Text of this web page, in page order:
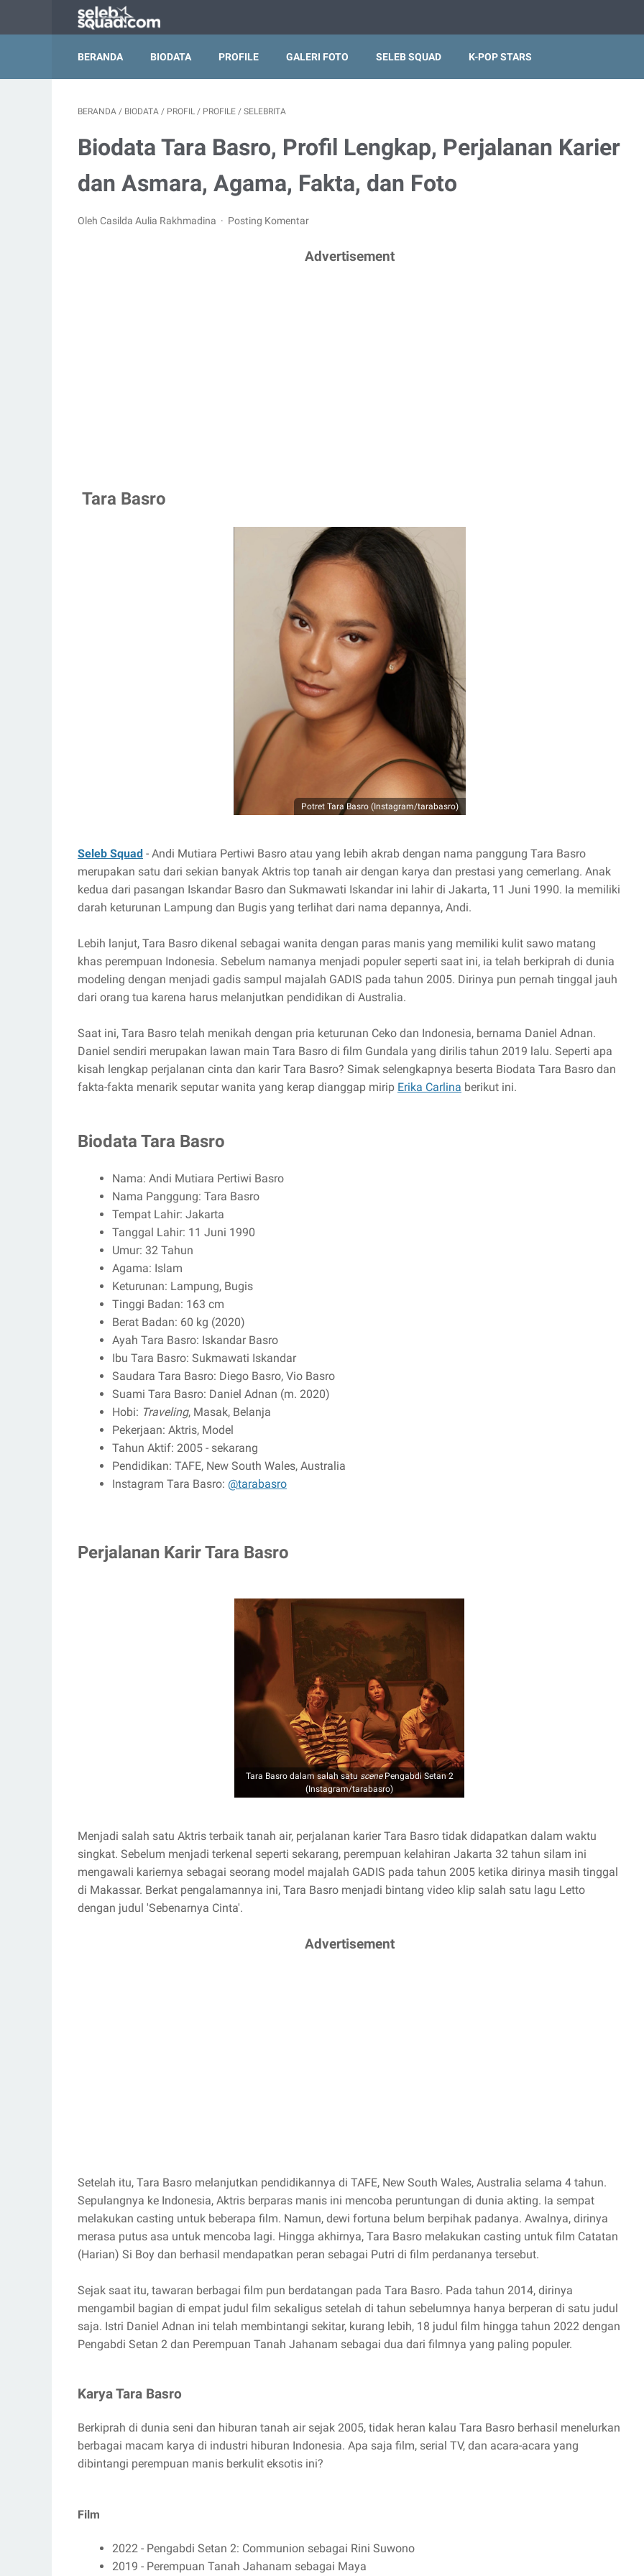
BERANDA BIODATA PROFILE GALERI FOTO SELEB SQUAD K-POP STARS
BERANDA / BIODATA / PROFIL / PROFILE / SELEBRITA
Biodata Tara Basro, Profil Lengkap, Perjalanan Karier
dan Asmara, Agama, Fakta, dan Foto
Oleh Casilda Aulia Rakhmadina Posting Komentar
Advertisement
Tara Basro
Potret Tara Basro (Instagram/tarabasro)
Seleb Squad - Andi Mutiara Pertiwi Basro atau yang lebih akrab dengan nama panggung Tara Basro
merupakan satu dari sekian banyak Aktris top tanah air dengan karya dan prestasi yang cemerlang. Anak
kedua dari pasangan Iskandar Basro dan Sukmawati Iskandar ini lahir di Jakarta, 11 Juni 1990. Ia memiliki
darah keturunan Lampung dan Bugis yang terlihat dari nama depannya, Andi.
Lebih lanjut, Tara Basro dikenal sebagai wanita dengan paras manis yang memiliki kulit sawo matang
khas perempuan Indonesia. Sebelum namanya menjadi populer seperti saat ini, ia telah berkiprah di dunia
modeling dengan menjadi gadis sampul majalah GADIS pada tahun 2005. Dirinya pun pernah tinggal jauh
dari orang tua karena harus melanjutkan pendidikan di Australia.
Saat ini, Tara Basro telah menikah dengan pria keturunan Ceko dan Indonesia, bernama Daniel Adnan.
Daniel sendiri merupakan lawan main Tara Basro di film Gundala yang dirilis tahun 2019 lalu. Seperti apa
kisah lengkap perjalanan cinta dan karir Tara Basro? Simak selengkapnya beserta Biodata Tara Basro dan
fakta-fakta menarik seputar wanita yang kerap dianggap mirip Erika Carlina berikut ini.
Biodata Tara Basro
Nama: Andi Mutiara Pertiwi Basro
Nama Panggung: Tara Basro
Tempat Lahir: Jakarta
Tanggal Lahir: 11 Juni 1990
Umur: 32 Tahun
Agama: Islam
Keturunan: Lampung, Bugis
Tinggi Badan: 163 cm
Berat Badan: 60 kg (2020)
Ayah Tara Basro: Iskandar Basro
Ibu Tara Basro: Sukmawati Iskandar
Saudara Tara Basro: Diego Basro, Vio Basro
Suami Tara Basro: Daniel Adnan (m. 2020)
Hobi: Traveling, Masak, Belanja
Pekerjaan: Aktris, Model
Tahun Aktif: 2005 - sekarang
Pendidikan: TAFE, New South Wales, Australia
Instagram Tara Basro: @tarabasro
Perjalanan Karir Tara Basro
Tara Basro dalam salah satu scene Pengabdi Setan 2
(Instagram/tarabasro)
Menjadi salah satu Aktris terbaik tanah air, perjalanan karier Tara Basro tidak didapatkan dalam waktu
singkat. Sebelum menjadi terkenal seperti sekarang, perempuan kelahiran Jakarta 32 tahun silam ini
mengawali kariernya sebagai seorang model majalah GADIS pada tahun 2005 ketika dirinya masih tinggal
di Makassar. Berkat pengalamannya ini, Tara Basro menjadi bintang video klip salah satu lagu Letto
dengan judul 'Sebenarnya Cinta'.
Advertisement
Setelah itu, Tara Basro melanjutkan pendidikannya di TAFE, New South Wales, Australia selama 4 tahun.
Sepulangnya ke Indonesia, Aktris berparas manis ini mencoba peruntungan di dunia akting. Ia sempat
melakukan casting untuk beberapa film. Namun, dewi fortuna belum berpihak padanya. Awalnya, dirinya
merasa putus asa untuk mencoba lagi. Hingga akhirnya, Tara Basro melakukan casting untuk film Catatan
(Harian) Si Boy dan berhasil mendapatkan peran sebagai Putri di film perdananya tersebut.
Sejak saat itu, tawaran berbagai film pun berdatangan pada Tara Basro. Pada tahun 2014, dirinya
mengambil bagian di empat judul film sekaligus setelah di tahun sebelumnya hanya berperan di satu judul
saja. Istri Daniel Adnan ini telah membintangi sekitar, kurang lebih, 18 judul film hingga tahun 2022 dengan
Pengabdi Setan 2 dan Perempuan Tanah Jahanam sebagai dua dari filmnya yang paling populer.
Karya Tara Basro
Berkiprah di dunia seni dan hiburan tanah air sejak 2005, tidak heran kalau Tara Basro berhasil menelurkan
berbagai macam karya di industri hiburan Indonesia. Apa saja film, serial TV, dan acara-acara yang
dibintangi perempuan manis berkulit eksotis ini?
Film
2022 - Pengabdi Setan 2: Communion sebagai Rini Suwono
2019 - Perempuan Tanah Jahanam sebagai Maya